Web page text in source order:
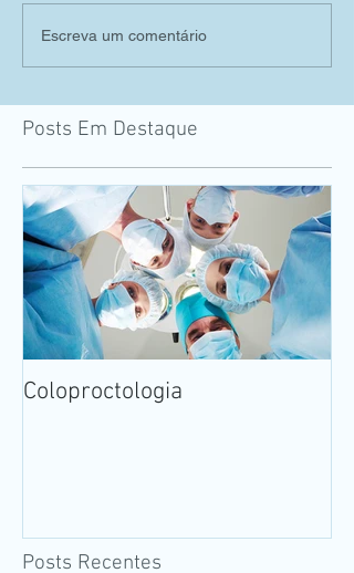
Escreva um comentário
Posts Em Destaque
Coloproctologia
Posts Recentes